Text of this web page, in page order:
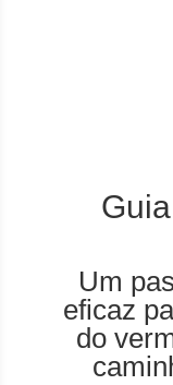
Um
eficaz
do